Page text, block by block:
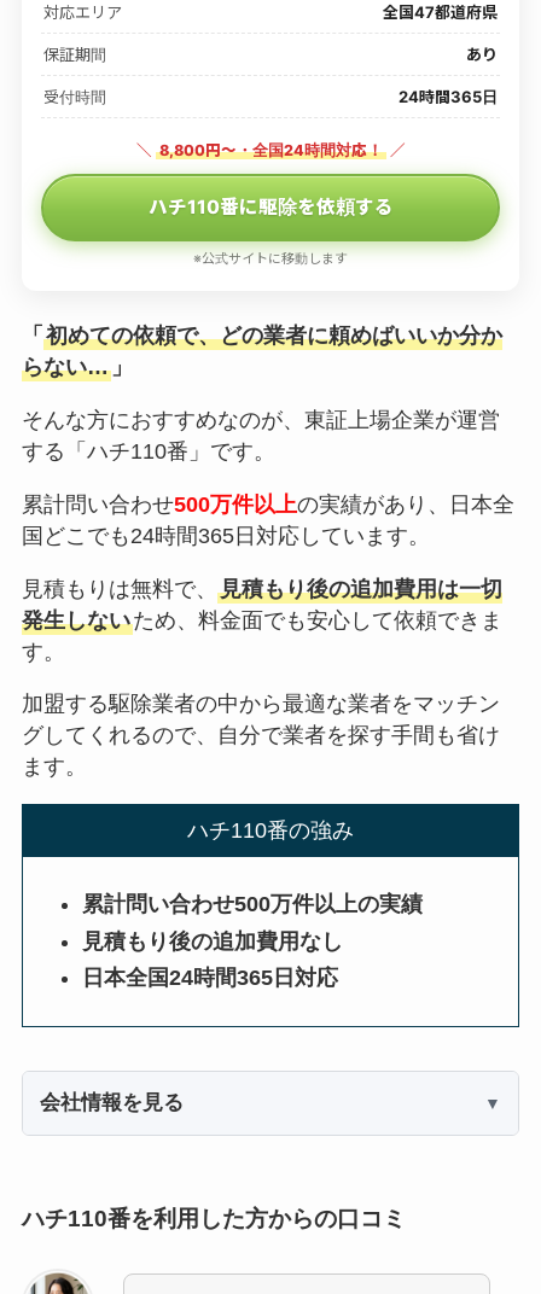
対応エリア 全国47都道府県
保証期間 あり
受付時間 24時間365日
＼ 8,800円〜・全国24時間対応！ ／
ハチ110番に駆除を依頼する
※公式サイトに移動します
「 初めての依頼で、どの業者に頼めばいいか分か
らない…」
そんな方におすすめなのが、東証上場企業が運営
する「ハチ110番」です。
累計問い合わせ500万件以上の実績があり、日本全
国どこでも24時間365日対応しています。
見積もりは無料で、 見積もり後の追加費用は一切
発生しないため、料金面でも安心して依頼できま
す。
加盟する駆除業者の中から最適な業者をマッチン
グしてくれるので、自分で業者を探す手間も省け
ます。
ハチ110番の強み
累計問い合わせ500万件以上の実績
見積もり後の追加費用なし
日本全国24時間365日対応
会社情報を見る
ハチ110番を利用した方からの口コミ